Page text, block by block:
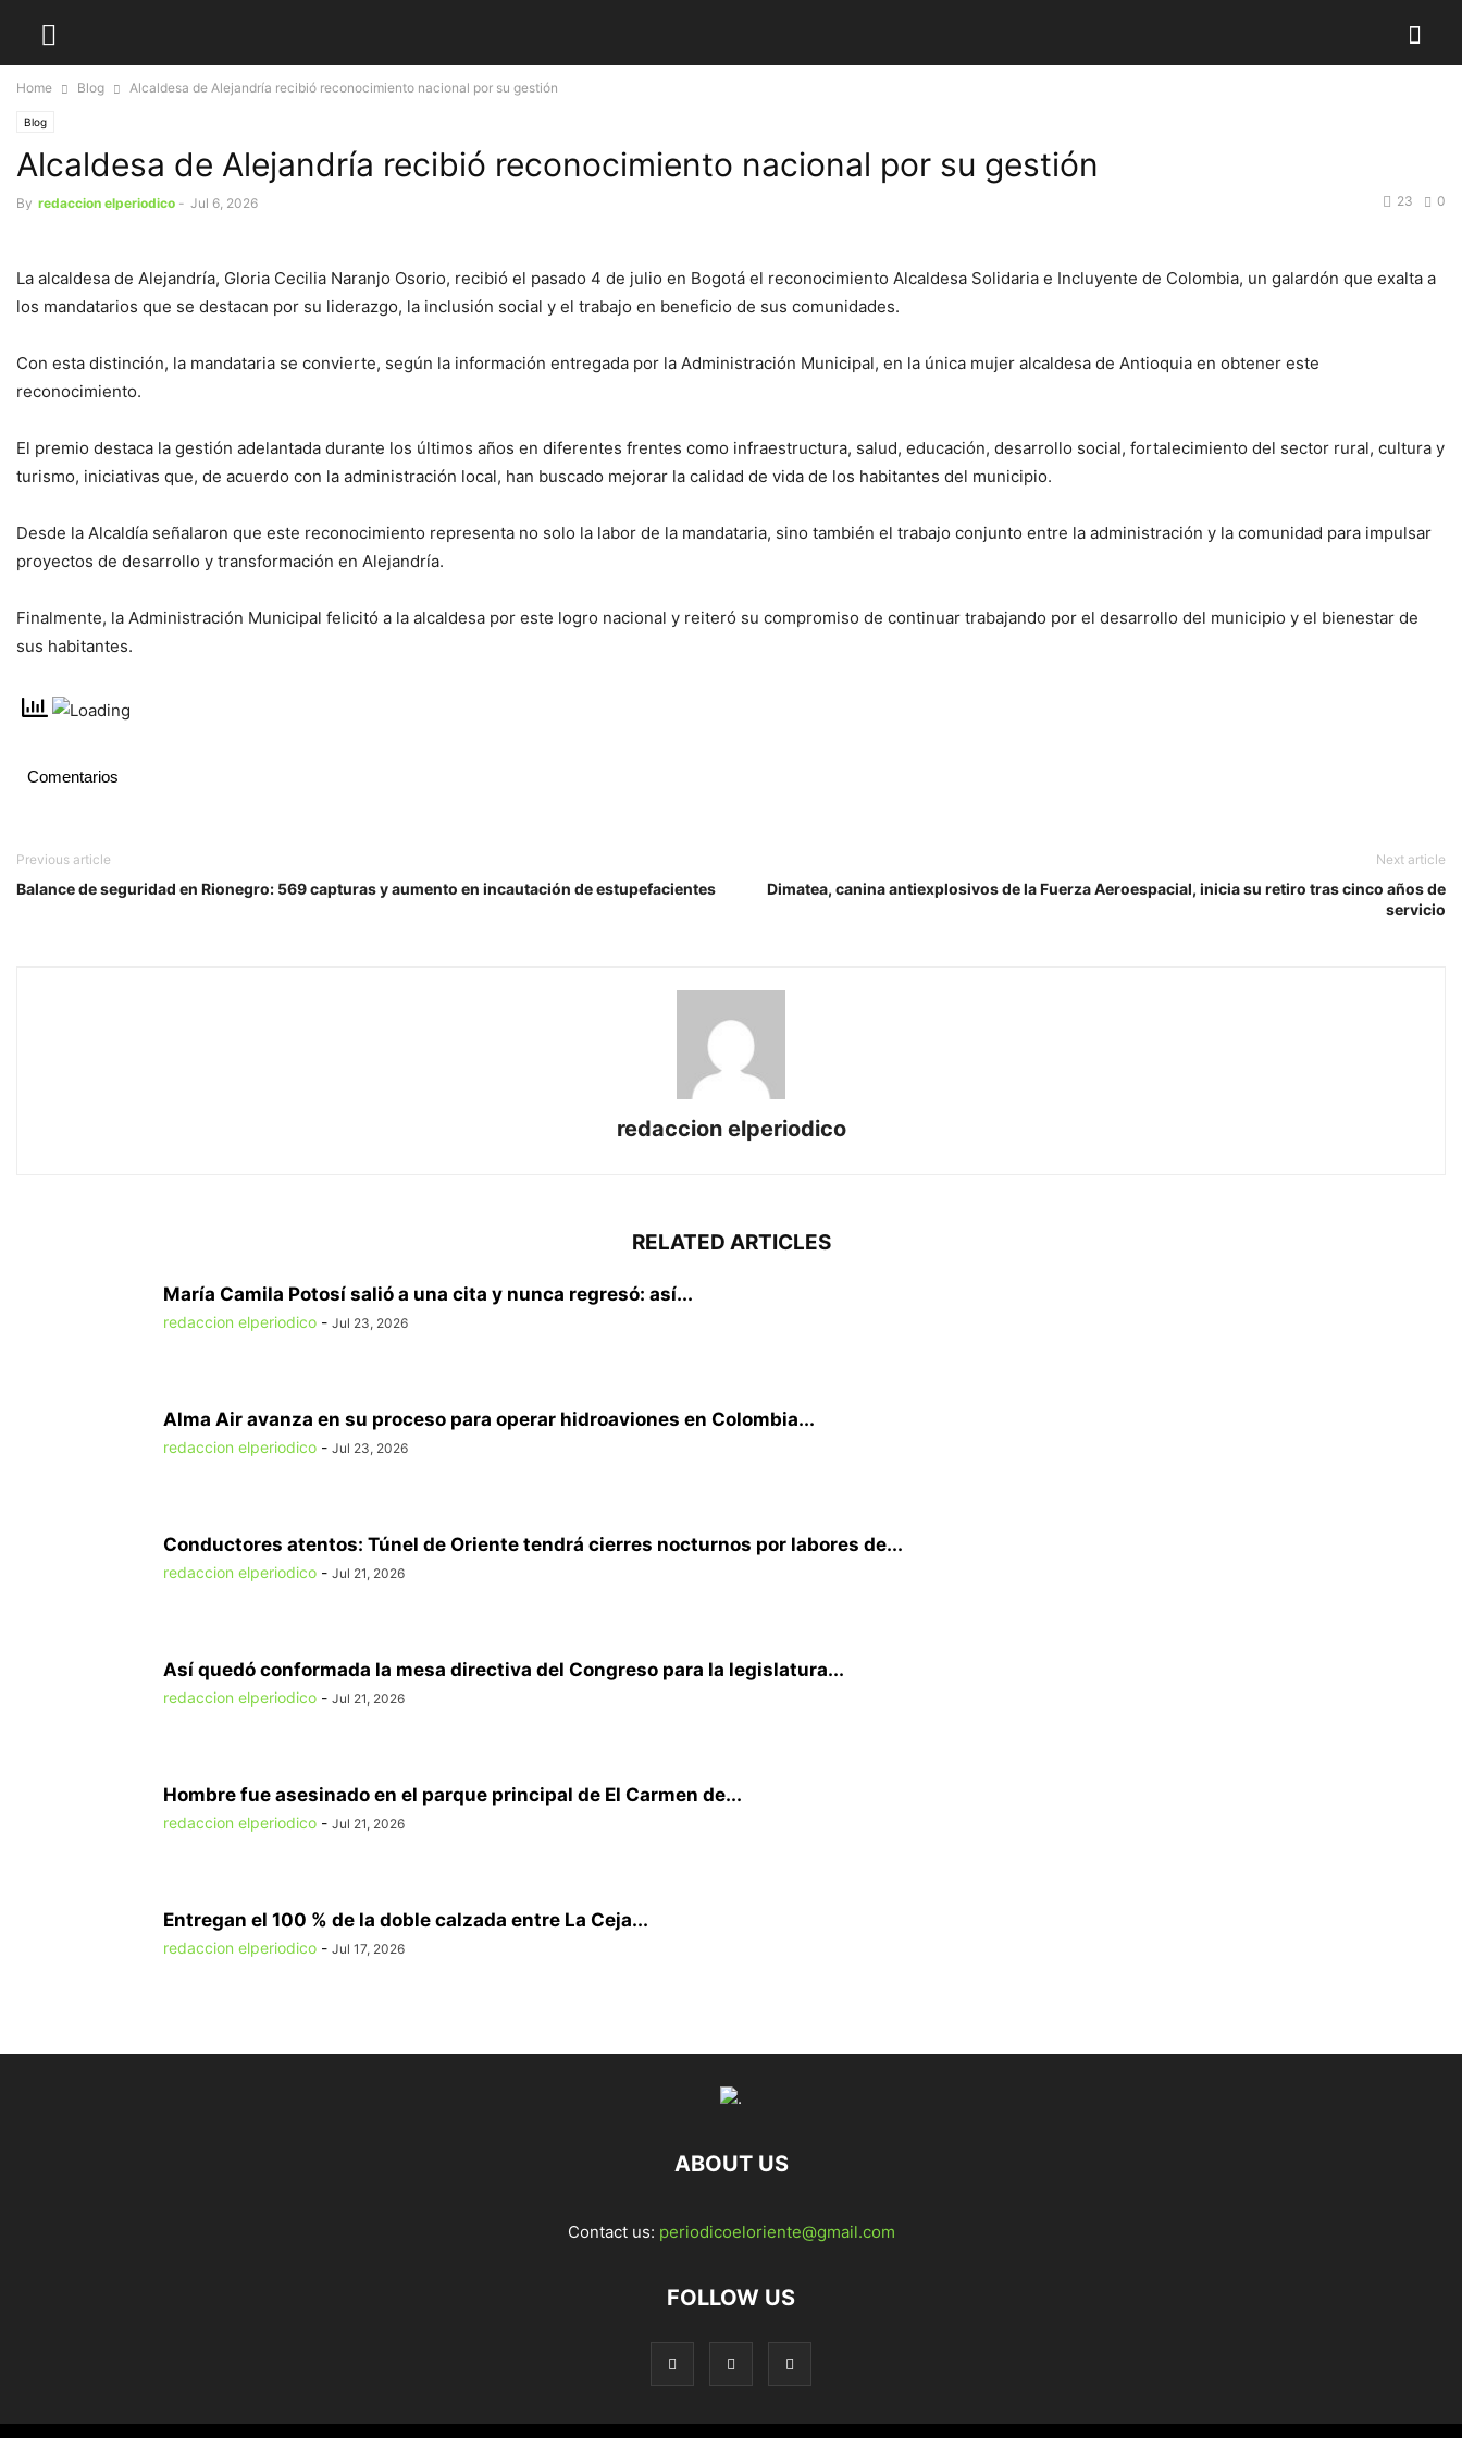
Home Blog Alcaldesa de Alejandría recibió reconocimiento nacional por su gestión
Blog
Alcaldesa de Alejandría recibió reconocimiento nacional por su gestión
By redaccion elperiodico - Jul 6, 2026 0
23
La alcaldesa de Alejandría, Gloria Cecilia Naranjo Osorio, recibió el pasado 4 de julio en Bogotá el reconocimiento Alcaldesa Solidaria e Incluyente de Colombia, un galardón que exalta a
los mandatarios que se destacan por su liderazgo, la inclusión social y el trabajo en beneficio de sus comunidades.
Con esta distinción, la mandataria se convierte, según la información entregada por la Administración Municipal, en la única mujer alcaldesa de Antioquia en obtener este
reconocimiento.
El premio destaca la gestión adelantada durante los últimos años en diferentes frentes como infraestructura, salud, educación, desarrollo social, fortalecimiento del sector rural, cultura y
turismo, iniciativas que, de acuerdo con la administración local, han buscado mejorar la calidad de vida de los habitantes del municipio.
Desde la Alcaldía señalaron que este reconocimiento representa no solo la labor de la mandataria, sino también el trabajo conjunto entre la administración y la comunidad para impulsar
proyectos de desarrollo y transformación en Alejandría.
Finalmente, la Administración Municipal felicitó a la alcaldesa por este logro nacional y reiteró su compromiso de continuar trabajando por el desarrollo del municipio y el bienestar de
sus habitantes.
Comentarios
Previous article
Balance de seguridad en Rionegro: 569 capturas y aumento en incautación de estupefacientes
Next article
Dimatea, canina antiexplosivos de la Fuerza Aeroespacial, inicia su retiro tras cinco años de
servicio
redaccion elperiodico
RELATED ARTICLES
María Camila Potosí salió a una cita y nunca regresó: así...
redaccion elperiodico - Jul 23, 2026
Alma Air avanza en su proceso para operar hidroaviones en Colombia...
redaccion elperiodico - Jul 23, 2026
Conductores atentos: Túnel de Oriente tendrá cierres nocturnos por labores de...
redaccion elperiodico - Jul 21, 2026
Así quedó conformada la mesa directiva del Congreso para la legislatura...
redaccion elperiodico - Jul 21, 2026
Hombre fue asesinado en el parque principal de El Carmen de...
redaccion elperiodico - Jul 21, 2026
Entregan el 100 % de la doble calzada entre La Ceja...
redaccion elperiodico - Jul 17, 2026
ABOUT US
Contact us: periodicoeloriente@gmail.com
FOLLOW US